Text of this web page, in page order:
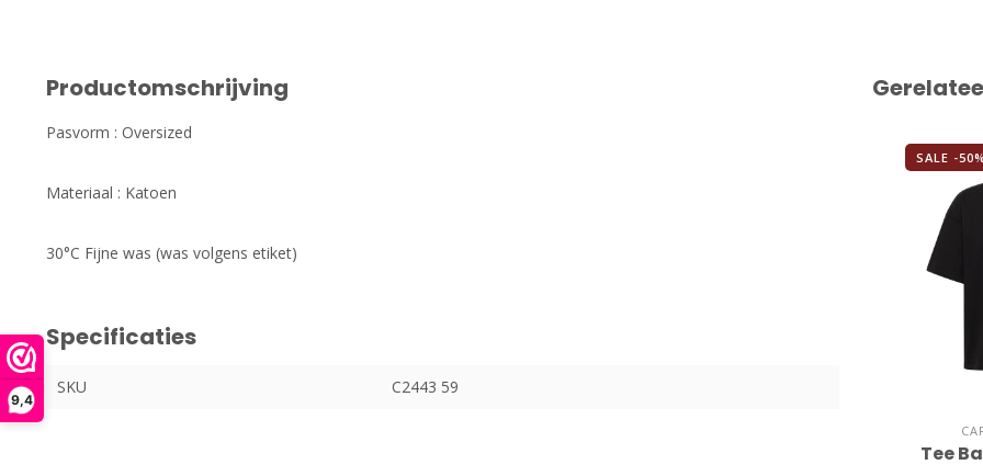
9,4
Productomschrijving
Pasvorm : Oversized
Materiaal : Katoen
30°C Fijne was (was volgens etiket)
Specificaties
SKU C2443 59
SALE -50%
Tee